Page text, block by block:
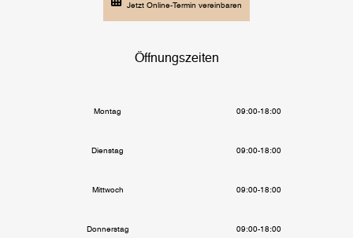
Jetzt Online-Termin vereinbaren
Öffnungszeiten
Montag 09:00-18:00
Dienstag 09:00-18:00
Mittwoch 09:00-18:00
Donnerstag 09:00-18:00